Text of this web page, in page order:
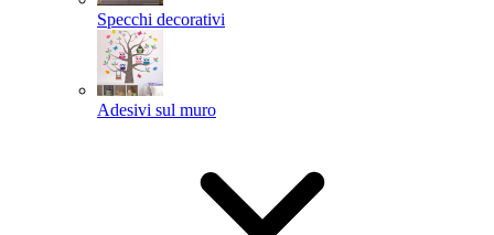
Specchi decorativi
Adesivi sul muro